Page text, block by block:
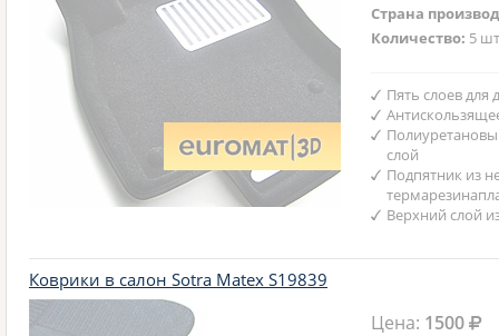
Страна
Количество: 5
Пять слоев
слой
Подпятник из
Верхний слой
Коврики в салон Sotra Matex S19839
Цена: 1500